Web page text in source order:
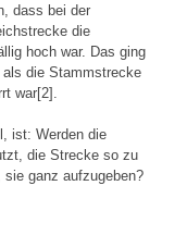
dass bei der
die
hoch war. Das ging
als die Stammstrecke
war[2].
ist: Werden die
die Strecke so zu
ganz aufzugeben?